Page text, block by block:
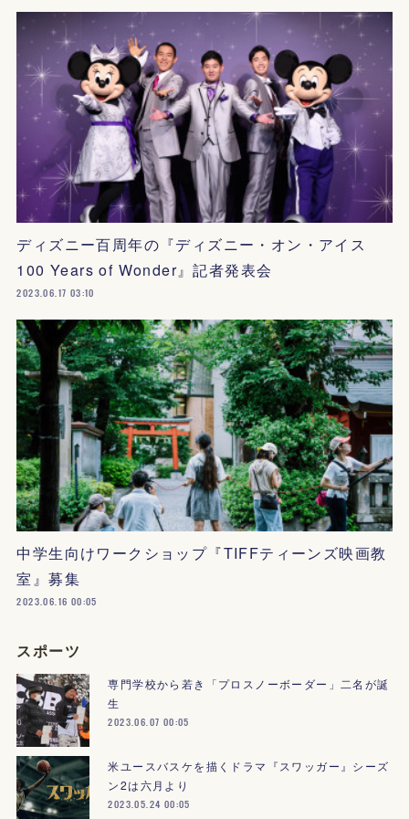
ディズニー百周年の『ディズニー・オン・アイス
100 Years of Wonder』記者発表会
2023.06.17 03:10
中学生向けワークショップ『TIFFティーンズ映画教
室』募集
2023.06.16 00:05
スポーツ
専門学校から若き「プロスノーボーダー」二名が誕
生
2023.06.07 00:05
米ユースバスケを描くドラマ『スワッガー』シーズ
ン2は六月より
2023.05.24 00:05